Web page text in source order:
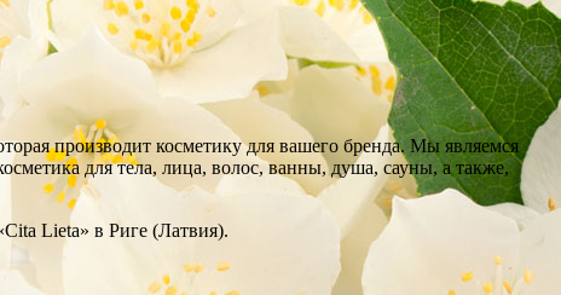
производит косметику для вашего бренда. Мы являемся
для тела, лица, волос, ванны, душа, сауны, а также,
Lieta» в Риге (Латвия).